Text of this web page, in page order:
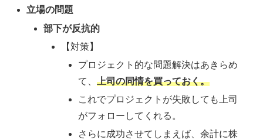
立場の問題
部下が反抗的
【対策】
プロジェクト的な問題解決はあきらめ
て、 上司の同情を買っておく。
これでプロジェクトが失敗しても上司
がフォローしてくれる。
さらに成功させてしまえば、余計に株